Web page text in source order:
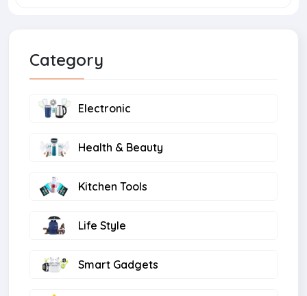
Category
Electronic
Health & Beauty
Kitchen Tools
Life Style
Smart Gadgets